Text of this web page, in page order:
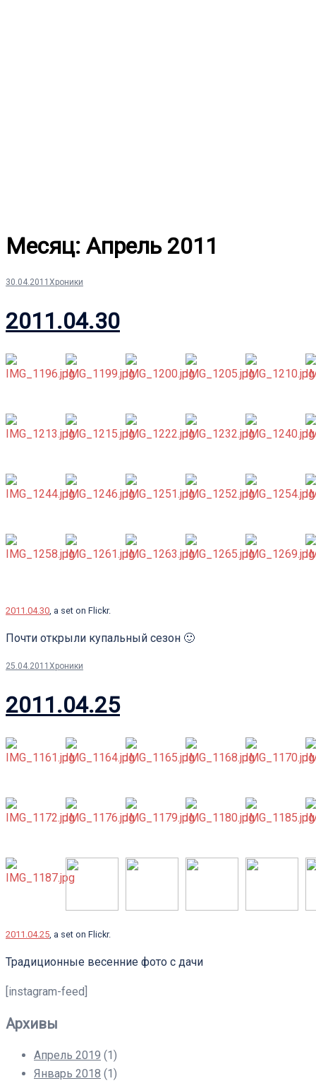
Месяц: Апрель 2011
30.04.2011 Хроники
2011.04.30
2011.04.30 , a set on Flickr.
Почти открыли купальный сезон 🙂
25.04.2011 Хроники
2011.04.25
2011.04.25 , a set on Flickr.
Традиционные весенние фото с дачи
[instagram-feed]
Архивы
Апрель 2019 (1)
Январь 2018 (1)